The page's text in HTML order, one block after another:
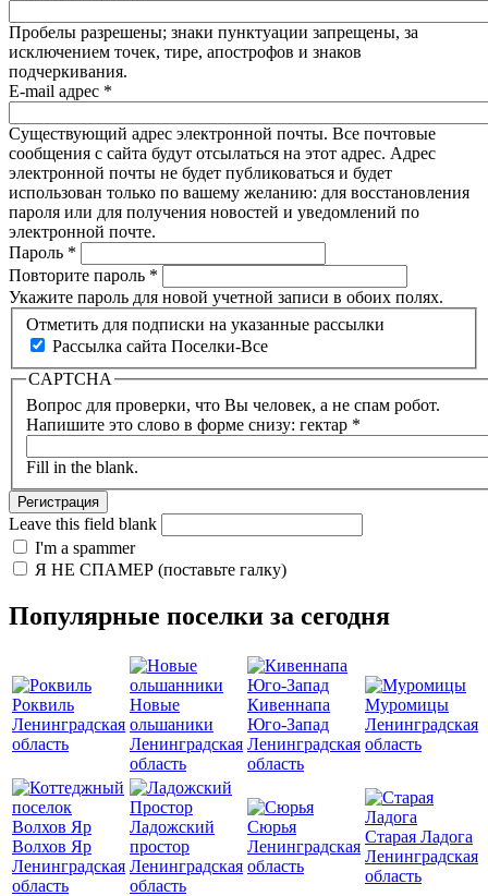
Пробелы разрешены; знаки пунктуации запрещены, за
исключением точек, тире, апострофов и знаков
подчеркивания.
E-mail адрес *
Существующий адрес электронной почты. Все почтовые
сообщения с сайта будут отсылаться на этот адрес. Адрес
электронной почты не будет публиковаться и будет
использован только по вашему желанию: для восстановления
пароля или для получения новостей и уведомлений по
электронной почте.
Пароль *
Повторите пароль *
Укажите пароль для новой учетной записи в обоих полях.
Отметить для подписки на указанные рассылки
Рассылка сайта Поселки-Все
CAPTCHA
Вопрос для проверки, что Вы человек, а не спам робот.
Напишите это слово в форме снизу: гектар *
Fill in the blank.
Leave this field blank
I'm a spammer
Я НЕ СПАМЕР (поставьте галку)
Популярные поселки за сегодня
Роквиль
Ленинградская
область
Новые
ольшаники
Ленинградская
область
Кивеннапа
Юго-Запад
Ленинградская
область
Муромицы
Ленинградская
область
Волхов Яр
Ленинградская
область
Ладожский
простор
Ленинградская
область
Сюрья
Ленинградская
область
Старая Ладога
Ленинградская
область